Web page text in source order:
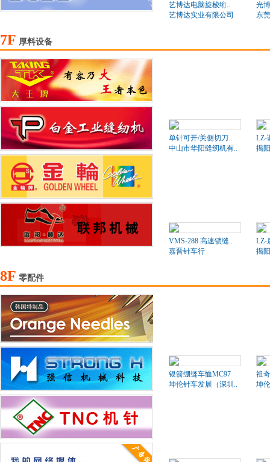
艺博达电脑旋梭绗..
艺博达实业有限公司
光
东
7F 厚料设备
单针可开/关侧切刀..
中山市华阳缝纫机有..
LZ-
揭
VMS-288 高速锁缝..
嘉晋针车行
LZ-
揭
8F 零配件
银箭绷缝车恤MC97
坤伦针车发展（深圳..
祖
坤